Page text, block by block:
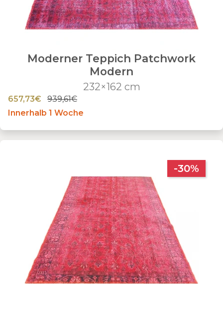
Moderner Teppich Patchwork
Modern
232×162 cm
657,73€
939,61€
Innerhalb 1 Woche
-30%